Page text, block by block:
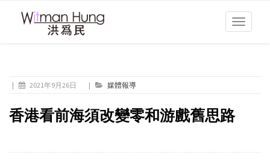
Toggle
| 2021年9月26日 | 媒體報導
香港看前海須改變零和游戲舊思路